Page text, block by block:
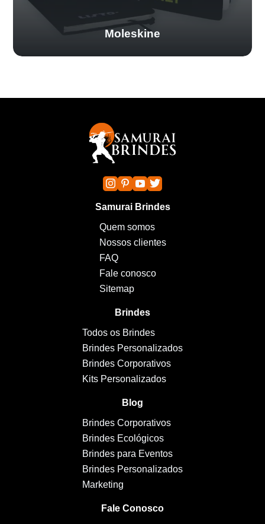
Moleskine
Samurai Brindes
Quem somos
Nossos clientes
FAQ
Fale conosco
Sitemap
Brindes
Todos os Brindes
Brindes Personalizados
Brindes Corporativos
Kits Personalizados
Blog
Brindes Corporativos
Brindes Ecológicos
Brindes para Eventos
Brindes Personalizados
Marketing
Fale Conosco